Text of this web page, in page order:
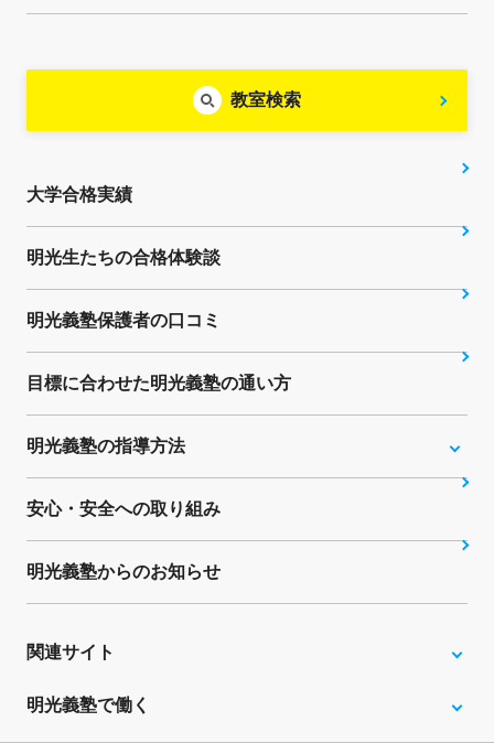
教室検索
大学合格実績
明光生たちの合格体験談
明光義塾保護者の口コミ
目標に合わせた明光義塾の通い方
明光義塾の指導方法
安心・安全への取り組み
明光義塾からのお知らせ
関連サイト
明光義塾で働く